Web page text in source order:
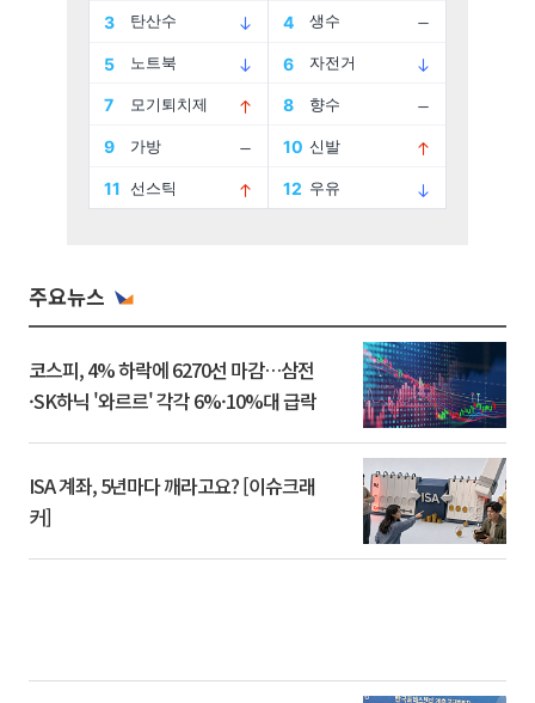
주요뉴스
코스피, 4% 하락에 6270선 마감…삼전
·SK하닉 '와르르' 각각 6%·10%대 급락
ISA 계좌, 5년마다 깨라고요? [이슈크래
커]